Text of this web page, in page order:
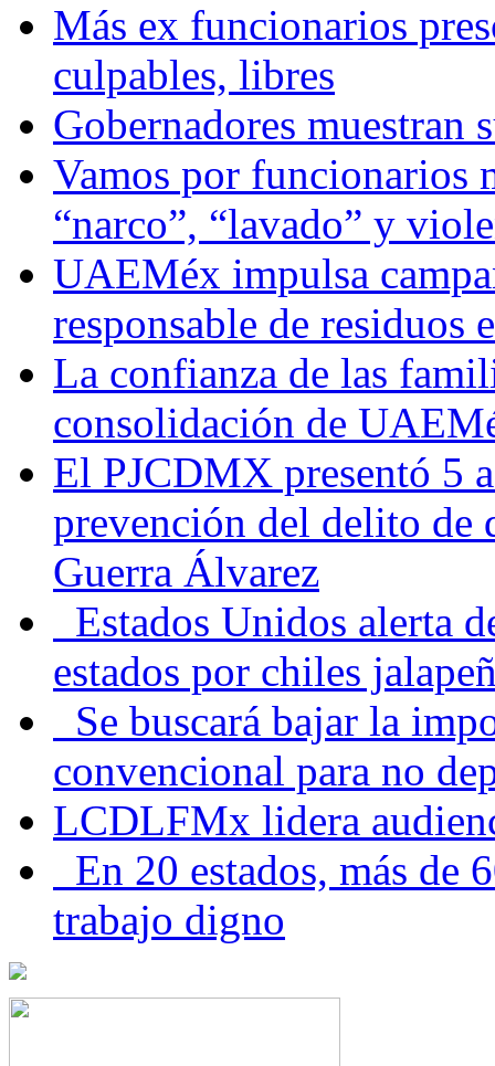
Más ex funcionarios
culpables, libres
Gobernadores muestran
Vamos por funcionarios
“narco”, “lavado” y
UAEMéx impulsa
responsable de residuos
La confianza de las
consolidación de
El PJCDMX presentó 5
prevención del delito de
Guerra Álvarez
Estados Unidos alerta
estados por chiles
Se buscará bajar la
convencional para no
LCDLFMx lidera
En 20 estados, más de
trabajo digno